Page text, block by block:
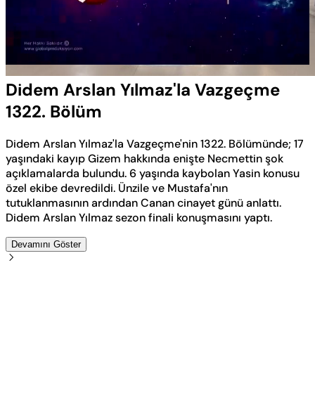
Sesi
Aç
Yüklendi
Oynatma
Hızı
Didem Arslan Yılmaz'la Vazgeçme
1322. Bölüm
Didem Arslan Yılmaz'la Vazgeçme'nin 1322. Bölümünde; 17
yaşındaki kayıp Gizem hakkında enişte Necmettin şok
açıklamalarda bulundu. 6 yaşında kaybolan Yasin konusu
özel ekibe devredildi. Ünzile ve Mustafa'nın
tutuklanmasının ardından Canan cinayet günü anlattı.
Didem Arslan Yılmaz sezon finali konuşmasını yaptı.
Devamını Göster